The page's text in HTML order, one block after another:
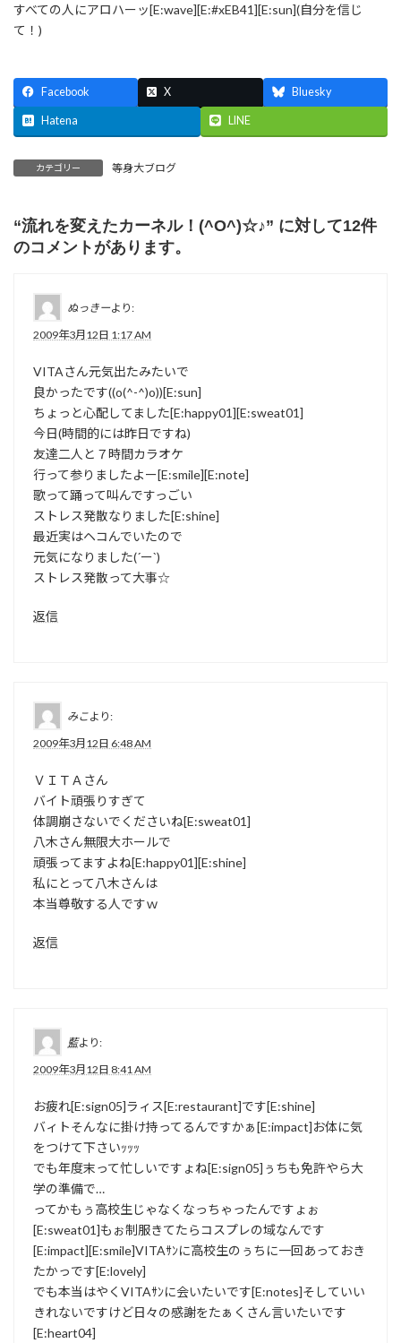
すべての人にアロハーッ[E:wave][E:#xEB41][E:sun](自分を信じ
て！)
Facebook X Bluesky
Hatena LINE
カテゴリー 等身大ブログ
“流れを変えたカーネル！(^O^)☆♪” に対して12件
のコメントがあります。
ぬっきーより:
2009年3月12日 1:17 AM
VITAさん元気出たみたいで
良かったです((o(^-^)o))[E:sun]
ちょっと心配してました[E:happy01][E:sweat01]
今日(時間的には昨日ですね)
友達二人と７時間カラオケ
行って参りましたよー[E:smile][E:note]
歌って踊って叫んですっごい
ストレス発散なりました[E:shine]
最近実はヘコんでいたので
元気になりました(´ー`)
ストレス発散って大事☆
返信
みこより:
2009年3月12日 6:48 AM
ＶＩＴＡさん
バイト頑張りすぎて
体調崩さないでくださいね[E:sweat01]
八木さん無限大ホールで
頑張ってますよね[E:happy01][E:shine]
私にとって八木さんは
本当尊敬する人ですｗ
返信
藍より:
2009年3月12日 8:41 AM
お疲れ[E:sign05]ラィス[E:restaurant]です[E:shine]
バィトそんなに掛け持ってるんですかぁ[E:impact]お体に気
をつけて下さいｯｯｯ
でも年度末って忙しいですょね[E:sign05]ぅちも免許やら大
学の準備で…
ってかもぅ高校生じゃなくなっちゃったんですょぉ
[E:sweat01]もぉ制服きてたらコスプレの域なんです
[E:impact][E:smile]VITAｻﾝに高校生のぅちに一回あっておき
たかっです[E:lovely]
でも本当はやくVITAｻﾝに会いたいです[E:notes]そしていい
きれないですけど日々の感謝をたぁくさん言いたいです
[E:heart04]